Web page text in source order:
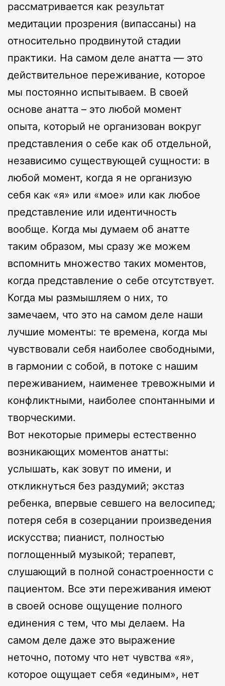
рассматривается как результат
медитации прозрения (випассаны) на
относительно продвинутой стадии
практики. На самом деле анатта — это
действительное переживание, которое
мы постоянно испытываем. В своей
основе анатта – это любой момент
опыта, который не организован вокруг
представления о себе как об отдельной,
независимо существующей сущности: в
любой момент, когда я не организую
себя как «я» или «мое» или как любое
представление или идентичность
вообще. Когда мы думаем об анатте
таким образом, мы сразу же можем
вспомнить множество таких моментов,
когда представление о себе отсутствует.
Когда мы размышляем о них, то
замечаем, что это на самом деле наши
лучшие моменты: те времена, когда мы
чувствовали себя наиболее свободными,
в гармонии с собой, в потоке с нашим
переживанием, наименее тревожными и
конфликтными, наиболее спонтанными и
творческими.
Вот некоторые примеры естественно
возникающих моментов анатты:
услышать, как зовут по имени, и
откликнуться без раздумий; экстаз
ребенка, впервые севшего на велосипед;
потеря себя в созерцании произведения
искусства; пианист, полностью
поглощенный музыкой; терапевт,
слушающий в полной сонастроенности с
пациентом. Все эти переживания имеют
в своей основе ощущение полного
единения с тем, что мы делаем. На
самом деле даже это выражение
неточно, потому что нет чувства «я»,
которое ощущает себя «единым», нет